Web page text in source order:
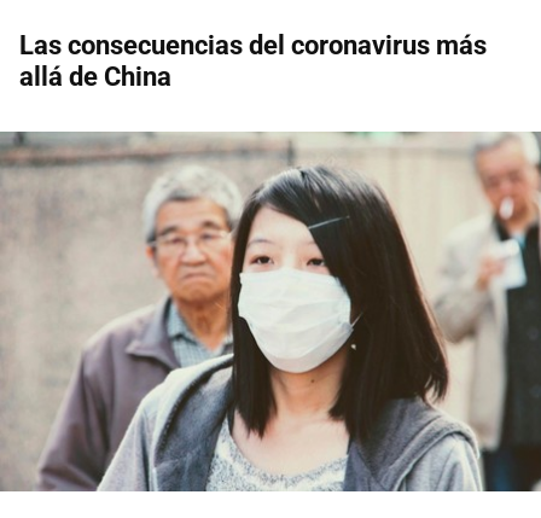
Las consecuencias del coronavirus más
allá de China